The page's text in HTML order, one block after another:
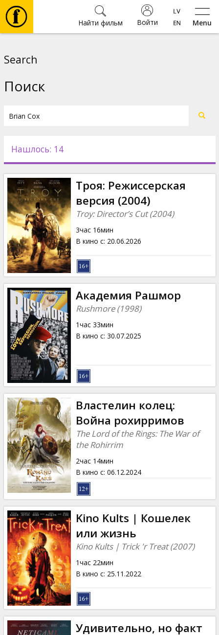
Menu
Войти
Найти фильм
Новости
Подарки
Кинозакуски
B2B
Клуб
Search
Поиск
Нашлось: 14
Троя: Режиссерская
версия (2004)
Troy: Director’s Cut (2004)
3час 16мин
В кино с: 20.06.2026
Академия Рашмор
Rushmore (1998)
1час 33мин
В кино с: 30.07.2025
Властелин колец:
Война рохирримов
The Lord of the Rings: The War of
the Rohirrim
2час 14мин
В кино с: 06.12.2024
Kino Kults | Кошелек
или жизнь
Kino Kults | Trick 'r Treat (2007)
1час 22мин
В кино с: 25.11.2022
Удивительно, но факт